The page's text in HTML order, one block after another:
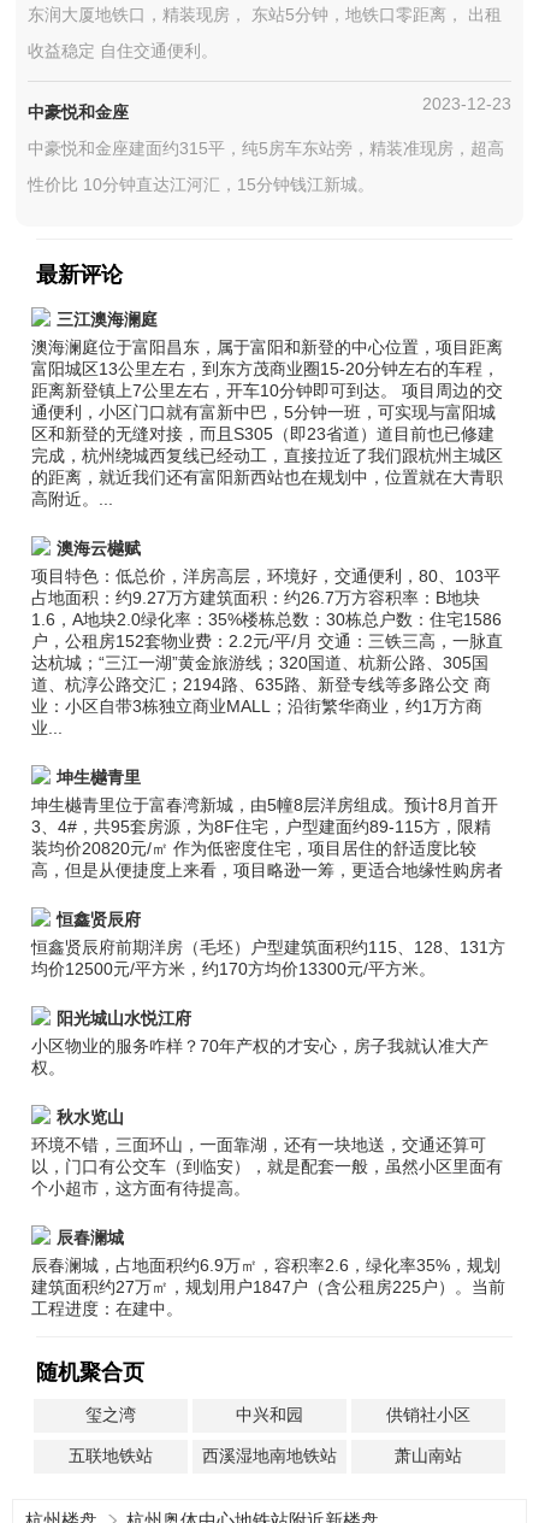
东润大厦地铁口，精装现房， 东站5分钟，地铁口零距离， 出租
收益稳定 自住交通便利。
中豪悦和金座 2023-12-23
中豪悦和金座建面约315平，纯5房车东站旁，精装准现房，超高
性价比 10分钟直达江河汇，15分钟钱江新城。
最新评论
三江澳海澜庭
澳海澜庭位于富阳昌东，属于富阳和新登的中心位置，项目距离
富阳城区13公里左右，到东方茂商业圈15-20分钟左右的车程，
距离新登镇上7公里左右，开车10分钟即可到达。 项目周边的交
通便利，小区门口就有富新中巴，5分钟一班，可实现与富阳城
区和新登的无缝对接，而且S305（即23省道）道目前也已修建
完成，杭州绕城西复线已经动工，直接拉近了我们跟杭州主城区
的距离，就近我们还有富阳新西站也在规划中，位置就在大青职
高附近。...
澳海云樾赋
项目特色：低总价，洋房高层，环境好，交通便利，80、103平
占地面积：约9.27万方建筑面积：约26.7万方容积率：B地块
1.6，A地块2.0绿化率：35%楼栋总数：30栋总户数：住宅1586
户，公租房152套物业费：2.2元/平/月 交通：三铁三高，一脉直
达杭城；“三江一湖”黄金旅游线；320国道、杭新公路、305国
道、杭淳公路交汇；2194路、635路、新登专线等多路公交 商
业：小区自带3栋独立商业MALL；沿街繁华商业，约1万方商
业...
坤生樾青里
坤生樾青里位于富春湾新城，由5幢8层洋房组成。预计8月首开
3、4#，共95套房源，为8F住宅，户型建面约89-115方，限精
装均价20820元/㎡ 作为低密度住宅，项目居住的舒适度比较
高，但是从便捷度上来看，项目略逊一筹，更适合地缘性购房者
恒鑫贤辰府
恒鑫贤辰府前期洋房（毛坯）户型建筑面积约115、128、131方
均价12500元/平方米，约170方均价13300元/平方米。
阳光城山水悦江府
小区物业的服务咋样？70年产权的才安心，房子我就认准大产
权。
秋水览山
环境不错，三面环山，一面靠湖，还有一块地送，交通还算可
以，门口有公交车（到临安），就是配套一般，虽然小区里面有
个小超市，这方面有待提高。
辰春澜城
辰春澜城，占地面积约6.9万㎡，容积率2.6，绿化率35%，规划
建筑面积约27万㎡，规划用户1847户（含公租房225户）。当前
工程进度：在建中。
随机聚合页
玺之湾 中兴和园 供销社小区
五联地铁站 西溪湿地南地铁站 萧山南站